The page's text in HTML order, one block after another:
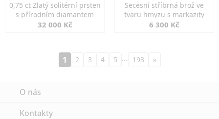
0,75 ct Zlatý solitérní prsten
s přírodním diamantem
32 000 Kč
Secesní stříbrná brož ve
tvaru hmyzu s markazity
6 300 Kč
1 2 3 4 5 … 193 »
O nás
Kontakty